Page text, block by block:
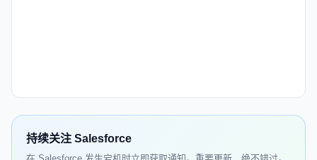
持续关注 Salesforce